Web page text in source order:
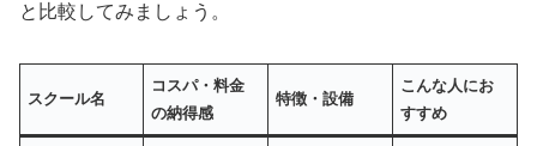
と比較してみましょう。
スクール名
コスパ・料金
の納得感
特徴・設備
こんな人にお
すすめ